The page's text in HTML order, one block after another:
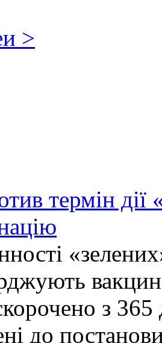
>
термін дії
з 365
до